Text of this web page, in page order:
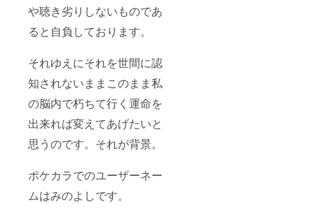
や聴き劣りしないものであ
ると自負しております。
それゆえにそれを世間に認
知されないままこのまま私
の脳内で朽ちて行く運命を
出来れば変えてあげたいと
思うのです。それが背景。
ポケカラでのユーザーネー
ムはみのよしです。